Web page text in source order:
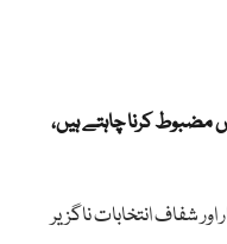
مضبوط کرنا چاہتے ہیں،
شفاف انتخابات ناگزیر